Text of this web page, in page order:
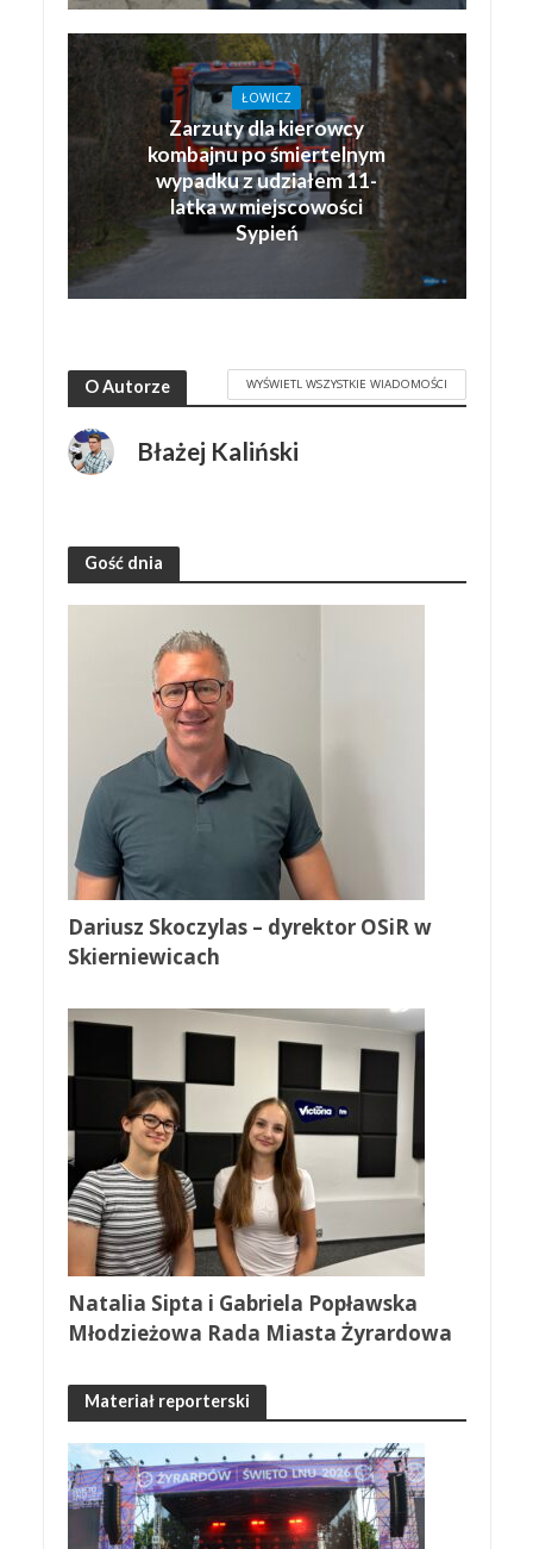
ŁOWICZ
Zarzuty dla kierowcy
kombajnu po śmiertelnym
wypadku z udziałem 11-
latka w miejscowości
Sypień
O Autorze WYŚWIETL WSZYSTKIE WIADOMOŚCI
Błażej Kaliński
Gość dnia
Dariusz Skoczylas – dyrektor OSiR w
Skierniewicach
Natalia Sipta i Gabriela Popławska
Młodzieżowa Rada Miasta Żyrardowa
Materiał reporterski